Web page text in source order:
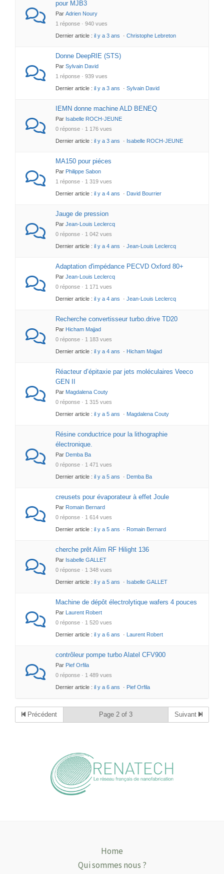
pour MJB3
Par Adrien Noury
1 réponse · 940 vues
Dernier article : il y a 3 ans · Christophe Lebreton
Donne DeepRIE (STS)
Par Sylvain David
1 réponse · 939 vues
Dernier article : il y a 3 ans · Sylvain David
IEMN donne machine ALD BENEQ
Par Isabelle ROCH-JEUNE
0 réponse · 1 176 vues
Dernier article : il y a 3 ans · Isabelle ROCH-JEUNE
MA150 pour piéces
Par Philippe Sabon
1 réponse · 1 319 vues
Dernier article : il y a 4 ans · David Bourrier
Jauge de pression
Par Jean-Louis Leclercq
0 réponse · 1 042 vues
Dernier article : il y a 4 ans · Jean-Louis Leclercq
Adaptation d'impédance PECVD Oxford 80+
Par Jean-Louis Leclercq
0 réponse · 1 171 vues
Dernier article : il y a 4 ans · Jean-Louis Leclercq
Recherche convertisseur turbo.drive TD20
Par Hicham Majjad
0 réponse · 1 183 vues
Dernier article : il y a 4 ans · Hicham Majjad
Réacteur d’épitaxie par jets moléculaires Veeco
GEN II
Par Magdalena Couty
0 réponse · 1 315 vues
Dernier article : il y a 5 ans · Magdalena Couty
Résine conductrice pour la lithographie
électronique.
Par Demba Ba
0 réponse · 1 471 vues
Dernier article : il y a 5 ans · Demba Ba
creusets pour évaporateur à effet Joule
Par Romain Bernard
0 réponse · 1 614 vues
Dernier article : il y a 5 ans · Romain Bernard
cherche prêt Alim RF Hilight 136
Par Isabelle GALLET
0 réponse · 1 348 vues
Dernier article : il y a 5 ans · Isabelle GALLET
Machine de dépôt électrolytique wafers 4 pouces
Par Laurent Robert
0 réponse · 1 520 vues
Dernier article : il y a 6 ans · Laurent Robert
contrôleur pompe turbo Alatel CFV900
Par Pief Orfila
0 réponse · 1 489 vues
Dernier article : il y a 6 ans · Pief Orfila
Précédent Page 2 of 3 Suivant
Home
Qui sommes nous ?